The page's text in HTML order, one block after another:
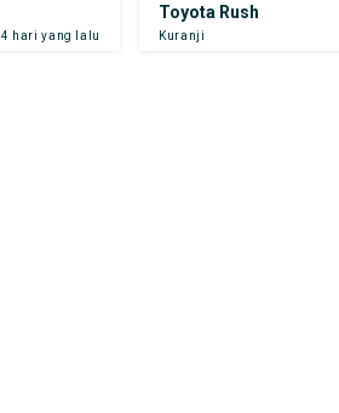
4 hari yang lalu
Toyota Rush
Kuranji